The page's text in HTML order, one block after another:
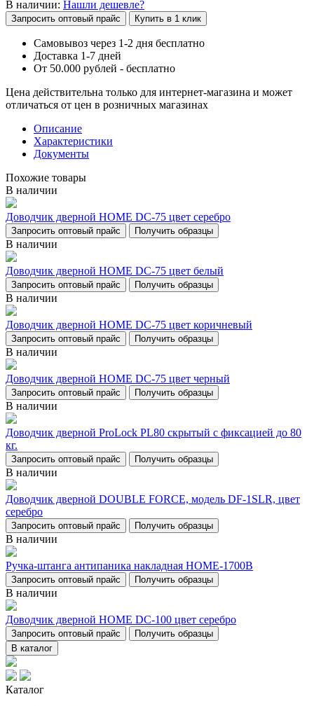
В наличии: Нашли дешевле?
Запросить оптовый прайс Купить в 1 клик
Самовывоз через 1-2 дня бесплатно
Доставка 1-7 дней
От 50.000 рублей - бесплатно
Цена действительна только для интернет-магазина и может
отличаться от цен в розничных магазинах
Описание
Характеристики
Документы
Похожие товары
В наличии
Доводчик дверной НОМЕ DC-75 цвет серебро
Запросить оптовый прайс Получить образцы
В наличии
Доводчик дверной НОМЕ DC-75 цвет белый
Запросить оптовый прайс Получить образцы
В наличии
Доводчик дверной НОМЕ DC-75 цвет коричневый
Запросить оптовый прайс Получить образцы
В наличии
Доводчик дверной НОМЕ DC-75 цвет черный
Запросить оптовый прайс Получить образцы
В наличии
Доводчик дверной ProLock PL80 скрытый с фиксацией до 80
кг.
Запросить оптовый прайс Получить образцы
В наличии
Доводчик дверной DOUBLE FORCE, модель DF-1SLR, цвет
серебро
Запросить оптовый прайс Получить образцы
В наличии
Ручка-штанга антипаника накладная НОМЕ-1700В
Запросить оптовый прайс Получить образцы
В наличии
Доводчик дверной НОМЕ DC-100 цвет серебро
Запросить оптовый прайс
Получить образцы
В каталог
Каталог